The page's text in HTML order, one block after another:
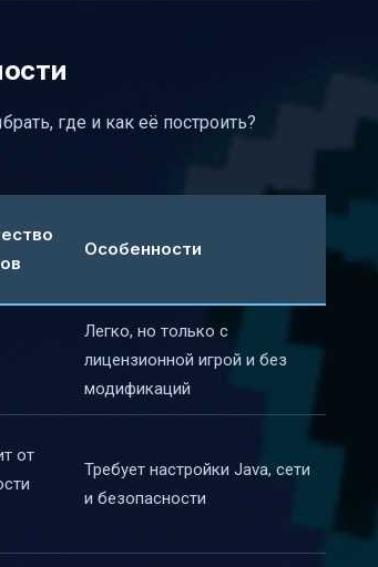
где и как её построить?
Особенности
Легко, но только с
лицензионной игрой и без
модификаций
от
Требует настройки Java, сети
и безопасности